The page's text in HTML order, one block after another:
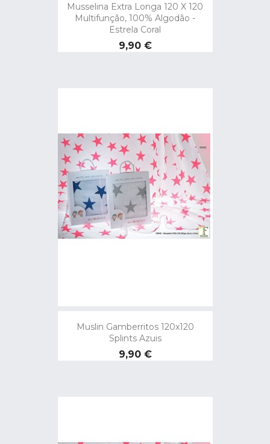
Musselina Extra Longa 120 X 120
Multifunção, 100% Algodão -
Estrela Coral
Preço
9,90 €
Muslin Gamberritos 120x120
Splints Azuis
Preço
9,90 €